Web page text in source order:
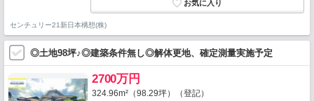
センチュリー21新日本構想(株)
◎土地98坪♪◎建築条件無し◎解体更地、確定測量実施予定
2700万円
324.96m²（98.29坪）（登記）